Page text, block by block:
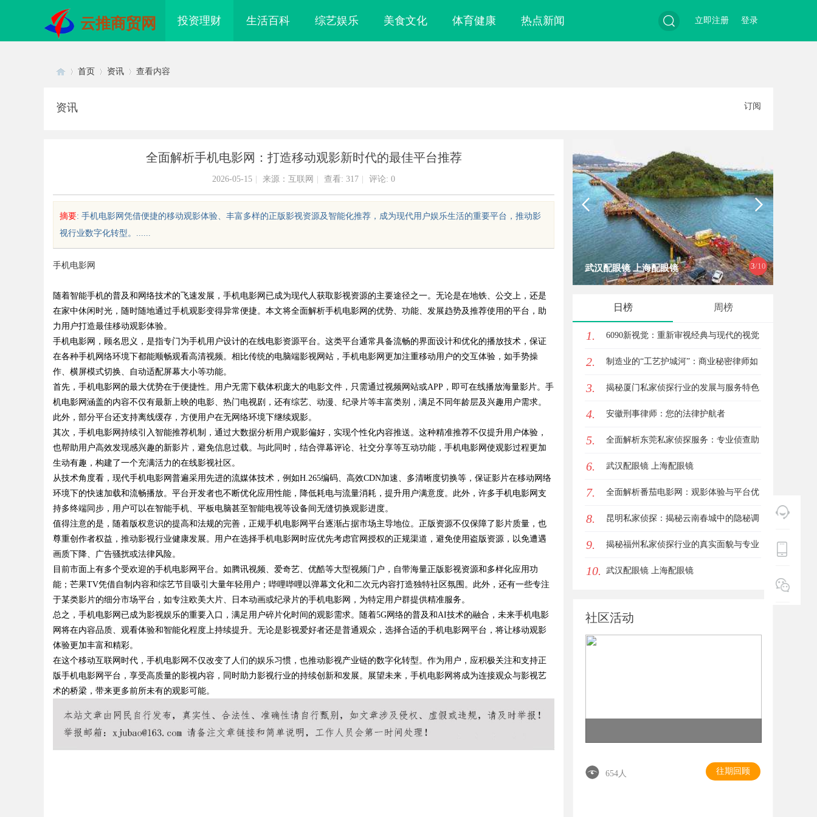
云推商贸网 投资理财 生活百科 综艺娱乐 美食文化 体育健康 热点新闻 登录
立即注册
uz
!
Bo
首页 资讯 查看内容
资讯 订阅
全面解析手机电影网：打造移动观影新时代的最佳平台推荐
2026-05-15 来源：互联网 查看: 317 评论: 0
摘要: 手机电影网凭借便捷的移动观影体验、丰富多样的正版影视资源及智能化推荐，成为现代用户娱乐生活的重要平台，推动影
视行业数字化转型。......
手机电影网
随着智能手机的普及和网络技术的飞速发展，手机电影网已成为现代人获取影视资源的主要途径之一。无论是在地铁、公交上，还是
在家中休闲时光，随时随地通过手机观影变得异常便捷。本文将全面解析手机电影网的优势、功能、发展趋势及推荐使用的平台，助
力用户打造最佳移动观影体验。
手机电影网，顾名思义，是指专门为手机用户设计的在线电影资源平台。这类平台通常具备流畅的界面设计和优化的播放技术，保证
在各种手机网络环境下都能顺畅观看高清视频。相比传统的电脑端影视网站，手机电影网更加注重移动用户的交互体验，如手势操
作、横屏模式切换、自动适配屏幕大小等功能。
首先，手机电影网的最大优势在于便捷性。用户无需下载体积庞大的电影文件，只需通过视频网站或APP，即可在线播放海量影片。手
机电影网涵盖的内容不仅有最新上映的电影、热门电视剧，还有综艺、动漫、纪录片等丰富类别，满足不同年龄层及兴趣用户需求。
此外，部分平台还支持离线缓存，方便用户在无网络环境下继续观影。
其次，手机电影网持续引入智能推荐机制，通过大数据分析用户观影偏好，实现个性化内容推送。这种精准推荐不仅提升用户体验，
也帮助用户高效发现感兴趣的新影片，避免信息过载。与此同时，结合弹幕评论、社交分享等互动功能，手机电影网使观影过程更加
生动有趣，构建了一个充满活力的在线影视社区。
从技术角度看，现代手机电影网普遍采用先进的流媒体技术，例如H.265编码、高效CDN加速、多清晰度切换等，保证影片在移动网络
环境下的快速加载和流畅播放。平台开发者也不断优化应用性能，降低耗电与流量消耗，提升用户满意度。此外，许多手机电影网支
持多终端同步，用户可以在智能手机、平板电脑甚至智能电视等设备间无缝切换观影进度。
值得注意的是，随着版权意识的提高和法规的完善，正规手机电影网平台逐渐占据市场主导地位。正版资源不仅保障了影片质量，也
尊重创作者权益，推动影视行业健康发展。用户在选择手机电影网时应优先考虑官网授权的正规渠道，避免使用盗版资源，以免遭遇
画质下降、广告骚扰或法律风险。
目前市面上有多个受欢迎的手机电影网平台。如腾讯视频、爱奇艺、优酷等大型视频门户，自带海量正版影视资源和多样化应用功
能；芒果TV凭借自制内容和综艺节目吸引大量年轻用户；哔哩哔哩以弹幕文化和二次元内容打造独特社区氛围。此外，还有一些专注
于某类影片的细分市场平台，如专注欧美大片、日本动画或纪录片的手机电影网，为特定用户群提供精准服务。
总之，手机电影网已成为影视娱乐的重要入口，满足用户碎片化时间的观影需求。随着5G网络的普及和AI技术的融合，未来手机电影
网将在内容品质、观看体验和智能化程度上持续提升。无论是影视爱好者还是普通观众，选择合适的手机电影网平台，将让移动观影
体验更加丰富和精彩。
在这个移动互联网时代，手机电影网不仅改变了人们的娱乐习惯，也推动影视产业链的数字化转型。作为用户，应积极关注和支持正
版手机电影网平台，享受高质量的影视内容，同时助力影视行业的持续创新和发展。展望未来，手机电影网将成为连接观众与影视艺
术的桥梁，带来更多前所未有的观影可能。
3/10
眼镜 上海配眼镜
能的新选择
武汉配眼镜 上海配眼镜
日榜 周榜
1. 6090新视觉：重新审视经典与现代的视觉
盛宴
2. 制造业的“工艺护城河”：商业秘密律师如
何守住车间里的“Know-how”
3. 揭秘厦门私家侦探行业的发展与服务特色
详解
4. 安徽刑事律师：您的法律护航者
5. 全面解析东莞私家侦探服务：专业侦查助
您解决各种疑难问题
6. 武汉配眼镜 上海配眼镜
7. 全面解析番茄电影网：观影体验与平台优
势深度探讨
8. 昆明私家侦探：揭秘云南春城中的隐秘调
查力量
9. 揭秘福州私家侦探行业的真实面貌与专业
服务
10. 武汉配眼镜 上海配眼镜
社区活动
654人 往期回顾